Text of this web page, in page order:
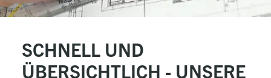
SCHNELL UND
ÜBERSICHTLICH - UNSERE